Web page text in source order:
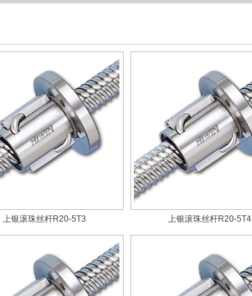
上银滚珠丝杆R20-5T3 上银滚珠丝杆R20-5T4